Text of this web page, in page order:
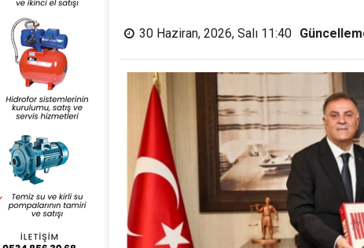
30 Haziran, 2026, Salı 11:40